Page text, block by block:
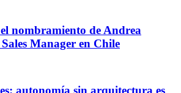
nombramiento de Andrea
Manager en Chile